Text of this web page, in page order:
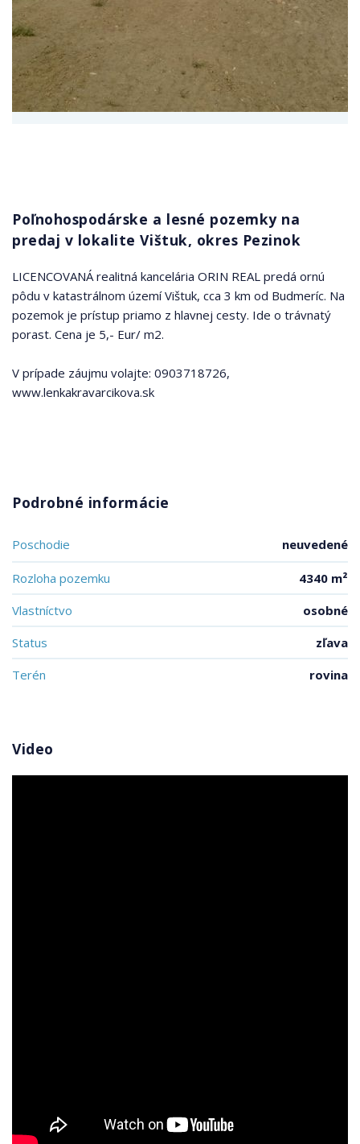
Poľnohospodárske a lesné pozemky na
predaj v lokalite Vištuk, okres Pezinok
LICENCOVANÁ realitná kancelária ORIN REAL predá ornú
pôdu v katastrálnom území Vištuk, cca 3 km od Budmeríc. Na
pozemok je prístup priamo z hlavnej cesty. Ide o trávnatý
porast. Cena je 5,- Eur/ m2.
V prípade záujmu volajte: 0903718726,
www.lenkakravarcikova.sk
Podrobné informácie
Poschodie neuvedené
Rozloha pozemku
4340 m²
Vlastníctvo
osobné
Status
zľava
Terén
rovina
Video